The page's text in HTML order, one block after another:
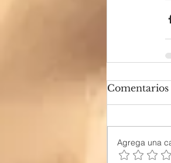
Comentarios
Agrega una